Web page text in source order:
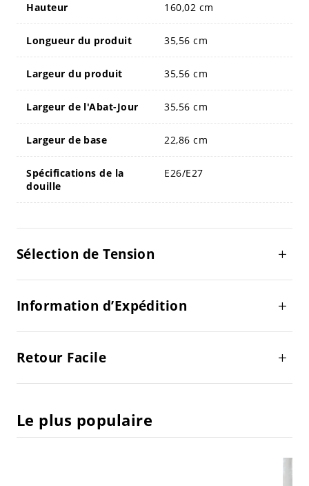
Hauteur 160,02 cm
Longueur du produit 35,56 cm
Largeur du produit 35,56 cm
Largeur de l'Abat-Jour 35,56 cm
Largeur de base 22,86 cm
Spécifications de la
douille
E26/E27
Sélection de Tension
Information d’Expédition
Retour Facile
Le plus populaire